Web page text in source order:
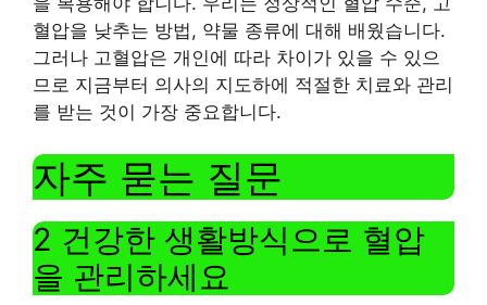
혈압을 낮추는 방법, 약물 종류에 대해 배웠습니다.
그러나 고혈압은 개인에 따라 차이가 있을 수 있으
므로 지금부터 의사의 지도하에 적절한 치료와 관리
를 받는 것이 가장 중요합니다.
자주 묻는 질문
2 건강한 생활방식으로 혈압
을 관리하세요